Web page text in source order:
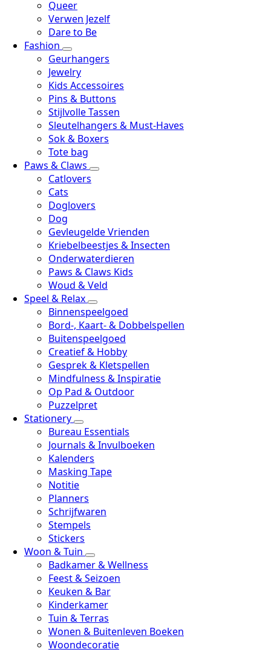
Queer
Verwen Jezelf
Dare to Be
Fashion
Geurhangers
Jewelry
Kids Accessoires
Pins & Buttons
Stijlvolle Tassen
Sleutelhangers & Must-Haves
Sok & Boxers
Tote bag
Paws & Claws
Catlovers
Cats
Doglovers
Dog
Gevleugelde Vrienden
Kriebelbeestjes & Insecten
Onderwaterdieren
Paws & Claws Kids
Woud & Veld
Speel & Relax
Binnenspeelgoed
Bord-, Kaart- & Dobbelspellen
Buitenspeelgoed
Creatief & Hobby
Gesprek & Kletspellen
Mindfulness & Inspiratie
Op Pad & Outdoor
Puzzelpret
Stationery
Bureau Essentials
Journals & Invulboeken
Kalenders
Masking Tape
Notitie
Planners
Schrijfwaren
Stempels
Stickers
Woon & Tuin
Badkamer & Wellness
Feest & Seizoen
Keuken & Bar
Kinderkamer
Tuin & Terras
Wonen & Buitenleven Boeken
Woondecoratie